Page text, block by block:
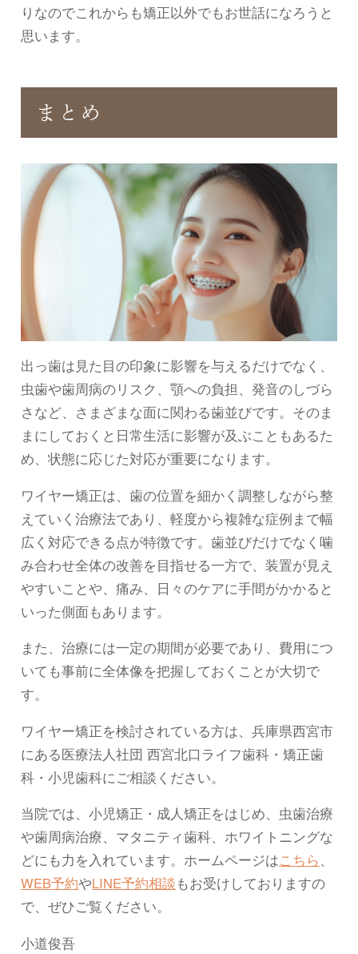
りなのでこれからも矯正以外でもお世話になろうと
思います。
まとめ
出っ歯は見た目の印象に影響を与えるだけでなく、
虫歯や歯周病のリスク、顎への負担、発音のしづら
さなど、さまざまな面に関わる歯並びです。そのま
まにしておくと日常生活に影響が及ぶこともあるた
め、状態に応じた対応が重要になります。
ワイヤー矯正は、歯の位置を細かく調整しながら整
えていく治療法であり、軽度から複雑な症例まで幅
広く対応できる点が特徴です。歯並びだけでなく噛
み合わせ全体の改善を目指せる一方で、装置が見え
やすいことや、痛み、日々のケアに手間がかかると
いった側面もあります。
また、治療には一定の期間が必要であり、費用につ
いても事前に全体像を把握しておくことが大切で
す。
ワイヤー矯正を検討されている方は、兵庫県西宮市
にある医療法人社団 西宮北口ライフ歯科・矯正歯
科・小児歯科にご相談ください。
当院では、小児矯正・成人矯正をはじめ、虫歯治療
や歯周病治療、マタニティ歯科、ホワイトニングな
どにも力を入れています。 ホームページはこちら、
WEB予約やLINE予約相談もお受けしておりますの
で、ぜひご覧ください。
小道俊吾